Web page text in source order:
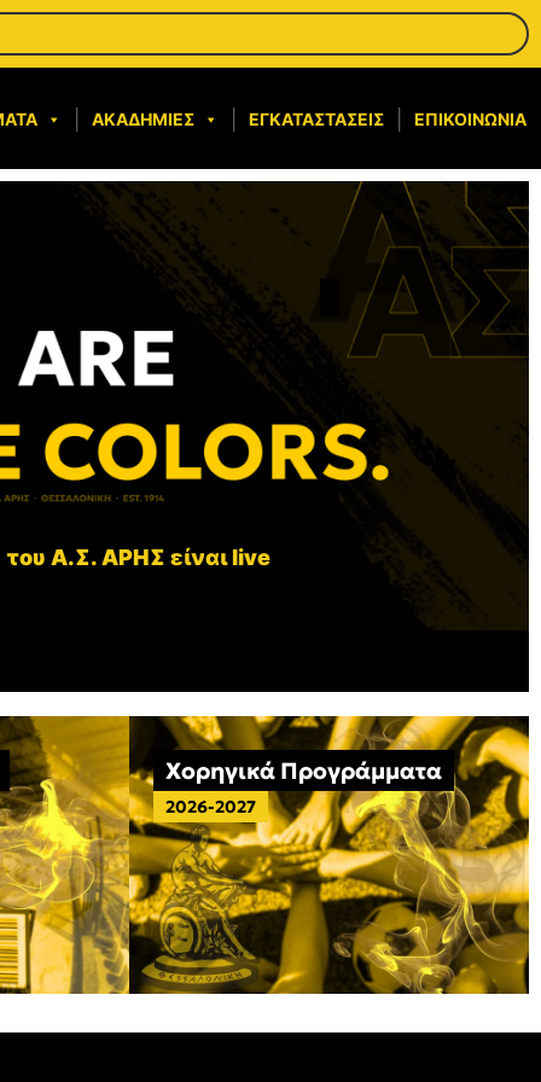
ΑΚΑΔΗΜΊΕΣ ΕΓΚΑΤΑΣΤΆΣΕΙΣ ΕΠΙΚΟΙΝΩΝΊΑ
του Α.Σ. ΑΡΗΣ είναι live
Χορηγικά Προγράμματα
2026-2027